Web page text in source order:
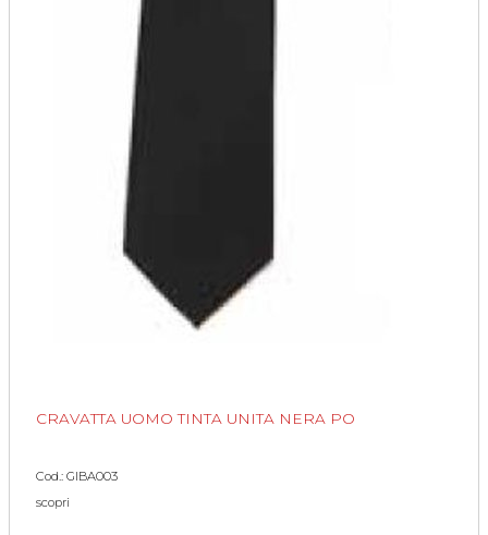
CRAVATTA UOMO TINTA UNITA NERA PO
Cod.: GIBA003
scopri